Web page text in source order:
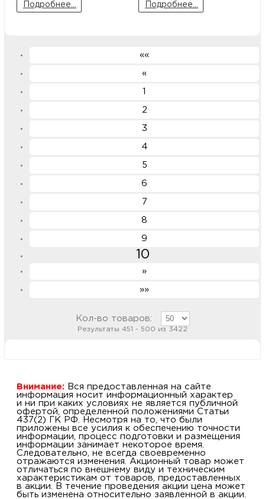
Подробнее... Подробнее...
««
«
1
2
3
4
5
6
7
8
9
10
»
»»
Кол-во товаров:
Результаты 451 - 500 из 3422
Внимание: Вся предоставленная на сайте
информация носит информационный характер
и ни при каких условиях не является публичной
офертой, определенной положениями Статьи
437(2) ГК РФ. Несмотря на то, что были
приложены все усилия к обеспечению точности
информации, процесс подготовки и размещения
информации занимает некоторое время.
Следовательно, не всегда своевременно
отражаются изменения. Акционный товар может
отличаться по внешнему виду и техническим
характеристикам от товаров, предоставленных
в акции. В течение проведения акции цена может
быть изменена относительно заявленной в акции.